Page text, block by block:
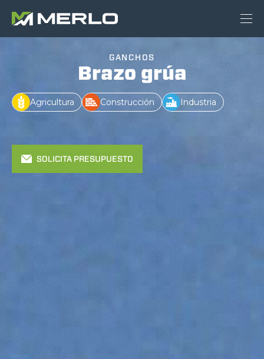
GANCHOS
Brazo grúa
Agricultura Construcción Industria
SOLICITA PRESUPUESTO